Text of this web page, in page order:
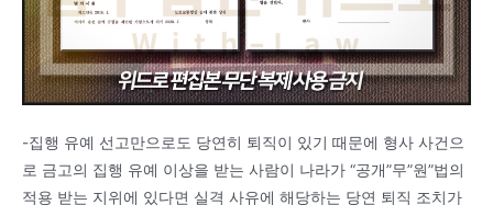
-집행 유예 선고만으로도 당연히 퇴직이 있기 때문에 형사 사건으
로 금고의 집행 유예 이상을 받는 사람이 나라가 “공개”무”원”법의
적용 받는 지위에 있다면 실격 사유에 해당하는 당연 퇴직 조치가